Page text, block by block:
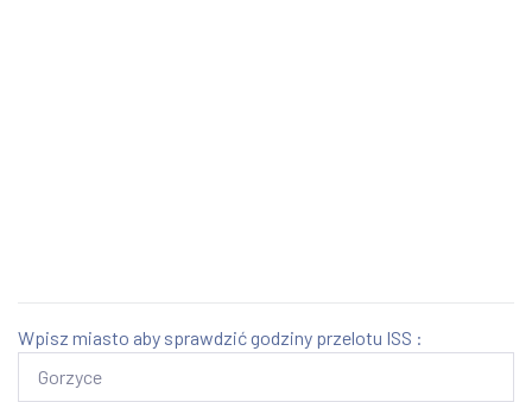
Wpisz miasto aby sprawdzić godziny przelotu ISS :